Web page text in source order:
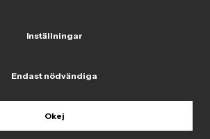
gärna på sociala medier
Inställningar
Endast nödvändiga
Okej